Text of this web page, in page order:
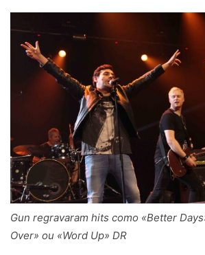
Gun regravaram hits como «Better
Over» ou «Word Up» DR